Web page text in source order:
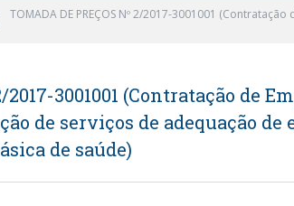
TOMADA DE PREÇOS Nº 2/2017-3001001
2017-3001001 (Contratação de
de serviços de adequação de
de saúde)